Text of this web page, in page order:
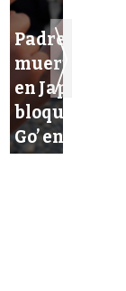
Padres de
muerto en
en Japón
bloquear
Go’ en autos